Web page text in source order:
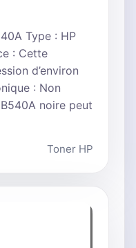
Type : HP
: Cette
d’environ
: Non
noire peut
Toner HP